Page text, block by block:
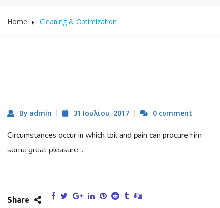
Home Cleaning & Optimization
By admin 31 Ιουλίου, 2017 0 comment
Circumstances occur in which toil and pain can procure him
some great pleasure…
Share